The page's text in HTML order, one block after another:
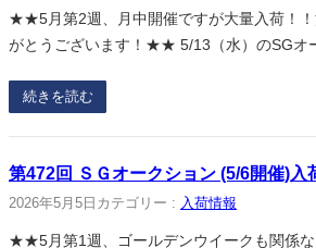
★★5月第2週、月中開催ですが大量入荷！！
がとうございます！★★ 5/13（水）のSGオ
続きを読む
第472回 ＳＧオークション (5/6開催)入
2026年5月5日 カテゴリー : 入荷情報
★★5月第1週、ゴールデンウイークも関係